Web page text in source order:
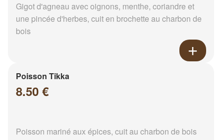
Gigot d'agneau avec oignons, menthe, coriandre et
une pincée d'herbes, cuit en brochette au charbon de
bois
Poisson Tikka
8.50 €
Poisson mariné aux épices, cuit au charbon de bois